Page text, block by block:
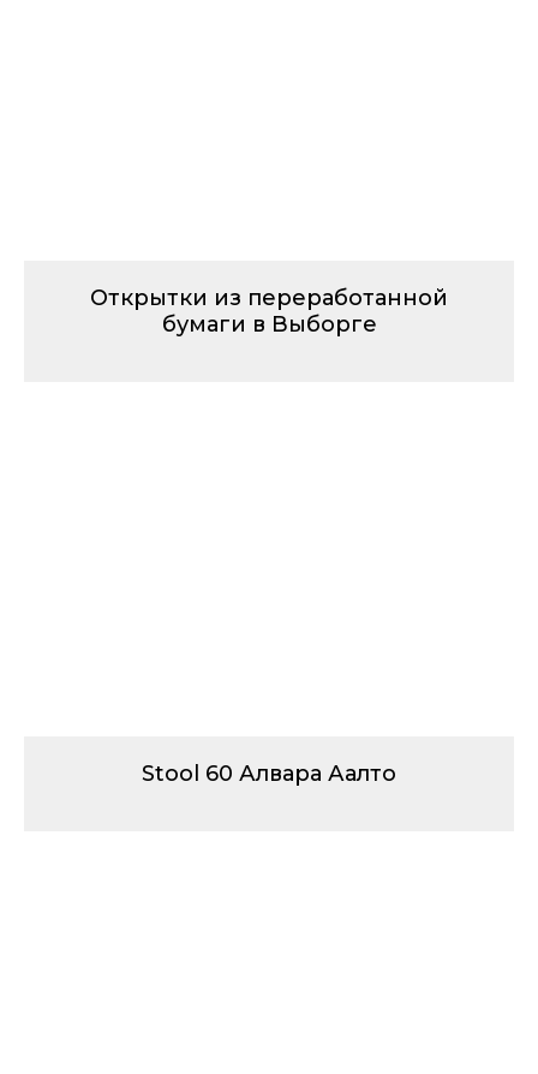
Открытки из переработанной
бумаги в Выборге
Stool 60 Алвара Аалто